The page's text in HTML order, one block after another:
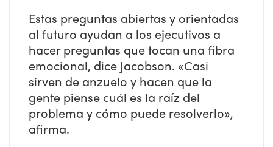
Estas preguntas abiertas y orientadas
al futuro ayudan a los ejecutivos a
hacer preguntas que tocan una fibra
emocional, dice Jacobson. «Casi
sirven de anzuelo y hacen que la
gente piense cuál es la raíz del
problema y cómo puede resolverlo»,
afirma.